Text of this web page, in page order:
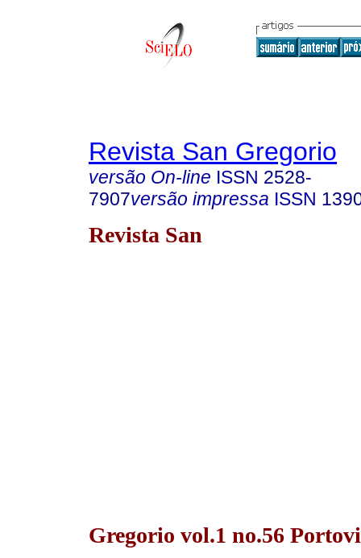
Revista San Gregorio
versão On-line ISSN 2528-
7907versão impressa ISSN
Revista San
Gregorio vol.1 no.56